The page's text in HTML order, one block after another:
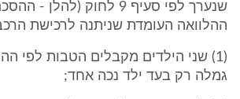
שנערך לפי סעיף 9 לחוק
ההלוואה העומדת שניתנה לרכישת
(1) שני הילדים מקבלים הטבות לפי
גמלה רק בעד ילד נכה אחד;